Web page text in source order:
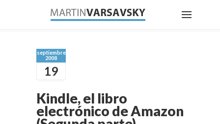
septiembre
2008
19
Kindle, el libro
electrónico de Amazon